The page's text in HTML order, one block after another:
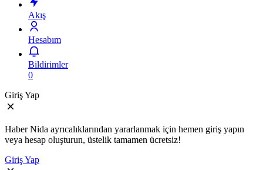
Akış
Hesabım
Bildirimler
0
Giriş Yap
Haber Nida ayrıcalıklarından yararlanmak için hemen giriş yapın
veya hesap oluşturun, üstelik tamamen ücretsiz!
Giriş Yap